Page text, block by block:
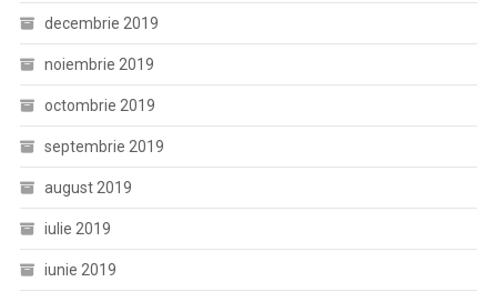
decembrie 2019
noiembrie 2019
octombrie 2019
septembrie 2019
august 2019
iulie 2019
iunie 2019